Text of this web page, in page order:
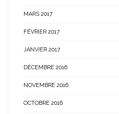
MARS 2017
FÉVRIER 2017
JANVIER 2017
DÉCEMBRE 2016
NOVEMBRE 2016
OCTOBRE 2016